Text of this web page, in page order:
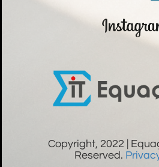
Copyright, 2022 |
Reserved.